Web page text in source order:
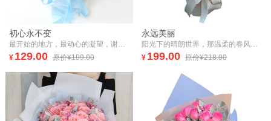
初心永不变
最开始的地方，最动心的凝望，谢谢你陪我，在不忘初心的路上！
¥ 129.00 原价¥199.00
永远美丽
阳光下的晴朗世界，那温柔的春风已苏醒！
¥ 199.00 原价¥218.00